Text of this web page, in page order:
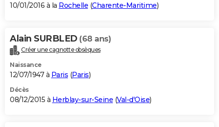
10/01/2016 à la Rochelle (Charente-Maritime)
Alain SURBLED (68 ans)
Créer une cagnotte obsèques
Naissance
12/07/1947 à Paris (Paris)
Décès
08/12/2015 à Herblay-sur-Seine (Val-d'Oise)